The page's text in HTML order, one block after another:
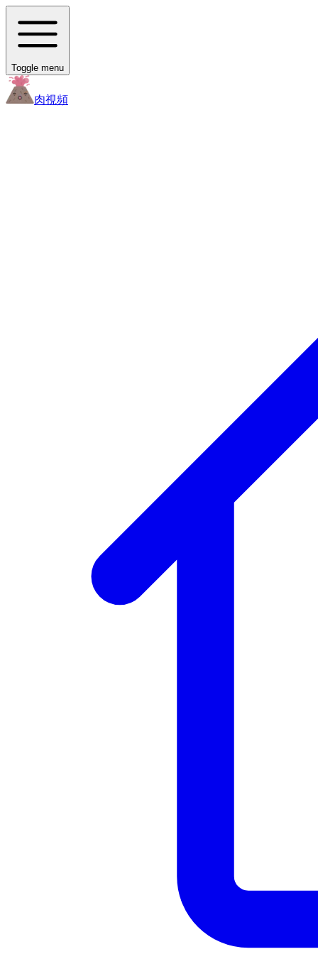
Toggle menu
肉視頻